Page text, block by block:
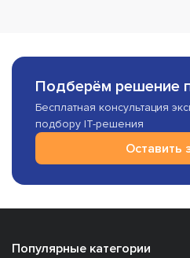
Подберём решение
Бесплатная консультация
подбору IT-решения
Оставить
Популярные категории